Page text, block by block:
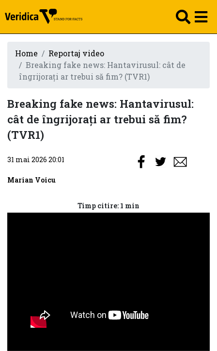
Home
Reportaj video
Breaking fake news: Hantavirusul: cât de
îngrijorați ar trebui să fim? (TVR1)
Breaking fake news: Hantavirusul:
cât de îngrijorați ar trebui să fim?
(TVR1)
31 mai 2026 20:01
Marian Voicu
Timp citire: 1 min